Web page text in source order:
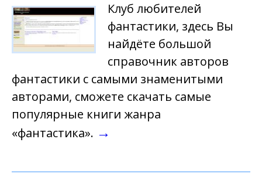
Клуб любителей
фантастики, здесь Вы
найдёте большой
справочник авторов
фантастики с самыми знаменитыми
авторами, сможете скачать самые
популярные книги жанра
«фантастика». →